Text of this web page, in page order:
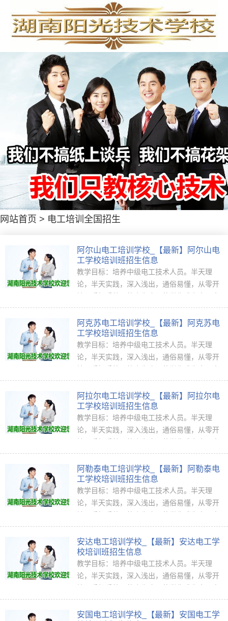
网站首页 > 电工培训全国招生
阿尔山电工培训学校_【最新】阿尔山电
工学校培训班招生信息
教学目标：培养中级电工技术人员。半天理
论，半天实践，深入浅出，通俗易懂，从零开
义上的、全能<ahref="http://www.jkpx1...
阿克苏电工培训学校_【最新】阿克苏电
工学校培训班招生信息
教学目标：培养中级电工技术人员。半天理
论，半天实践，深入浅出，通俗易懂，从零开
义上的、全能<ahref="http://www.jkpx1...
阿拉尔电工培训学校_【最新】阿拉尔电
工学校培训班招生信息
教学目标：培养中级电工技术人员。半天理
论，半天实践，深入浅出，通俗易懂，从零开
义上的、全能<ahref="http://www.jkpx1...
阿勒泰电工培训学校_【最新】阿勒泰电
工学校培训班招生信息
教学目标：培养中级电工技术人员。半天理
论，半天实践，深入浅出，通俗易懂，从零开
义上的、全能<ahref="http://www.jkpx1...
安达电工培训学校_【最新】安达电工学
校培训班招生信息
教学目标：培养中级电工技术人员。半天理
论，半天实践，深入浅出，通俗易懂，从零开
义上的、全能<ahref="http://www.jkpx1...
安国电工培训学校_【最新】安国电工学